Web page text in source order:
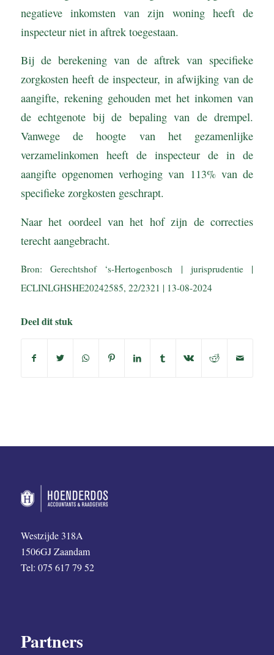
negatieve inkomsten van zijn woning heeft de
inspecteur niet in aftrek toegestaan.
Bij de berekening van de aftrek van specifieke
zorgkosten heeft de inspecteur, in afwijking van de
aangifte, rekening gehouden met het inkomen van
de echtgenote bij de bepaling van de drempel.
Vanwege de hoogte van het gezamenlijke
verzamelinkomen heeft de inspecteur de in de
aangifte opgenomen verhoging van 113% van de
specifieke zorgkosten geschrapt.
Naar het oordeel van het hof zijn de correcties
terecht aangebracht.
Bron: Gerechtshof ‘s-Hertogenbosch | jurisprudentie |
ECLINLGHSHE20242585, 22/2321 | 13-08-2024
Deel dit stuk
Westzijde 318A
1506GJ Zaandam
Tel: 075 617 79 52
Partners